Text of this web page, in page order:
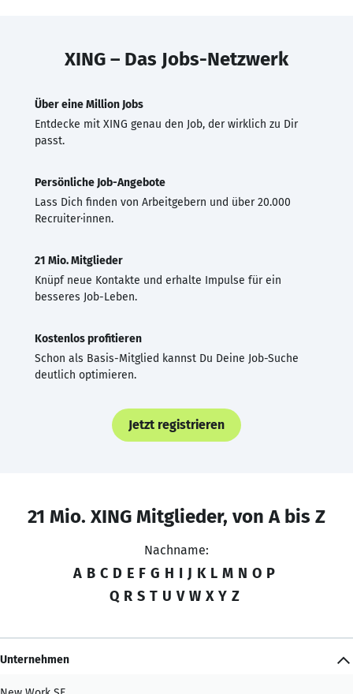
XING – Das Jobs-Netzwerk
Über eine Million Jobs
Entdecke mit XING genau den Job, der wirklich zu Dir
passt.
Persönliche Job-Angebote
Lass Dich finden von Arbeitgebern und über 20.000
Recruiter·innen.
21 Mio. Mitglieder
Knüpf neue Kontakte und erhalte Impulse für ein
besseres Job-Leben.
Kostenlos profitieren
Schon als Basis-Mitglied kannst Du Deine Job-Suche
deutlich optimieren.
Jetzt registrieren
21 Mio. XING Mitglieder, von A bis Z
Nachname:
A B C D E F G H I J K L M N O P
Q R S T U V W X Y Z
Unternehmen